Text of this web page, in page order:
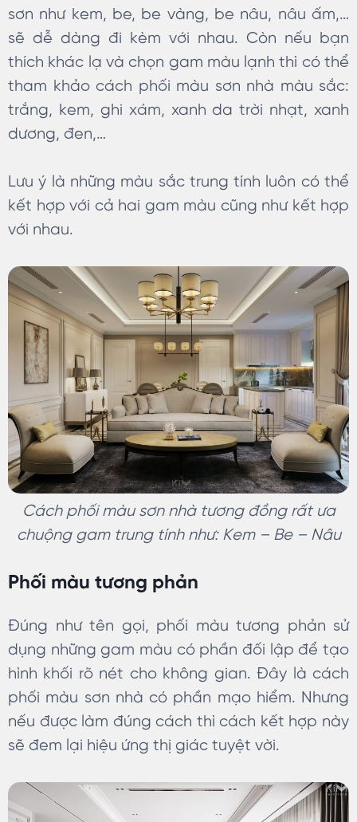
sơn như kem, be, be vàng, be nâu, nâu ấm,…
sẽ dễ dàng đi kèm với nhau. Còn nếu bạn
thích khác lạ và chọn gam màu lạnh thì có thể
tham khảo cách phối màu sơn nhà màu sắc:
trắng, kem, ghi xám, xanh da trời nhạt, xanh
dương, đen,…
Lưu ý là những màu sắc trung tính luôn có thể
kết hợp với cả hai gam màu cũng như kết hợp
với nhau.
Cách phối màu sơn nhà tương đồng rất ưa
chuộng gam trung tính như: Kem – Be – Nâu
Phối màu tương phản
Đúng như tên gọi, phối màu tương phản sử
dụng những gam màu có phần đối lập để tạo
hình khối rõ nét cho không gian. Đây là cách
phối màu sơn nhà có phần mạo hiểm. Nhưng
nếu được làm đúng cách thì cách kết hợp này
sẽ đem lại hiệu ứng thị giác tuyệt vời.